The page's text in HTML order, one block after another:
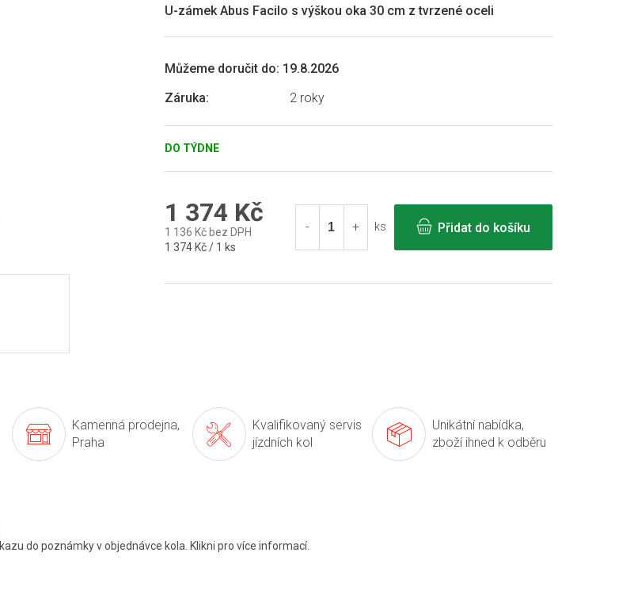
DO TÝDNE
Můžeme doručit do: 19.8.2026
Záruka: 2 roky
U-zámek Abus Facilo s výškou oka 30 cm z tvrzené oceli
0,0
5
1 374 Kč
1 136 Kč bez DPH
Měrná
1 374 Kč / 1 ks
ks Přidat do košíku
Kamenná prodejna,
Praha
Kvalifikovaný servis
jízdních kol
Unikátní nabídka,
zboží ihned k odběru
do poznámky v objednávce kola. Klikni pro více informací.